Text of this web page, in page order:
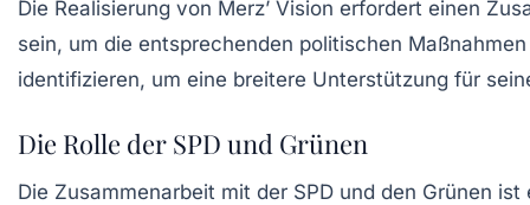
Die Realisierung von Merz’ Vision erfordert einen
sein, um die entsprechenden politischen
identifizieren, um eine breitere Unterstützung für
Die Rolle der SPD und Grünen
Die Zusammenarbeit mit der SPD und den Grünen